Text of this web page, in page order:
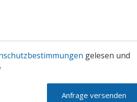
gelesen und
Anfrage versenden